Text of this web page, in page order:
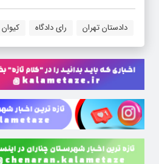
دادستان تهران رای دادگاه